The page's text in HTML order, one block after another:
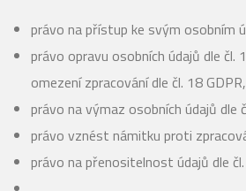
právo na přístup ke svým osobním
právo opravu osobních údajů dle čl.
omezení zpracování dle čl. 18 GDPR,
právo na výmaz osobních údajů dle
právo vznést námitku proti
právo na přenositelnost údajů dle